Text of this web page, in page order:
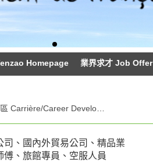
Homepage 業界求才 Job Offer
司、國內外貿易公司、精品業
傅、旅館專員、空服人員